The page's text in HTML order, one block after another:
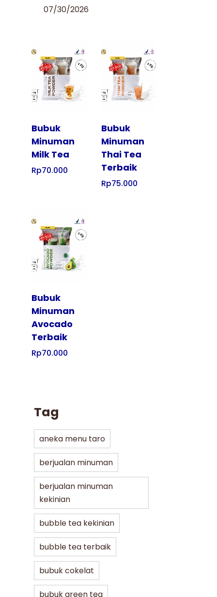
07/30/2026
Tampilkan
Bubuk
Minuman
Milk Tea
Rp70.000
Tampilkan
Bubuk
Minuman
Thai Tea
Terbaik
Rp75.000
Tampilkan
Bubuk
Minuman
Avocado
Terbaik
Rp70.000
Tag
aneka menu taro
berjualan minuman
berjualan minuman
kekinian
bubble tea kekinian
bubble tea terbaik
bubuk cokelat
bubuk green tea